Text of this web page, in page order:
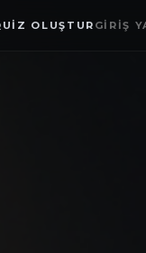
OLUŞTUR GIRIŞ